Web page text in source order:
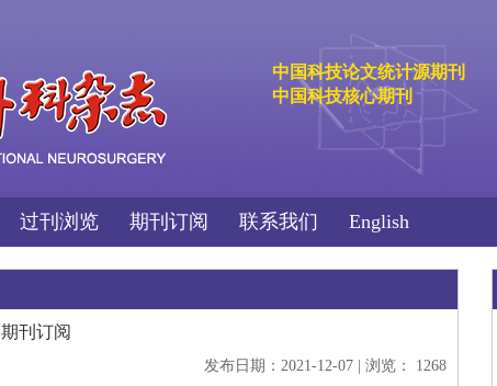
中国科技论文统计源期刊
中国科技核心期刊
过刊浏览 期刊订阅 联系我们 English
期刊订阅
发布日期：2021-12-07 | 浏览： 1268